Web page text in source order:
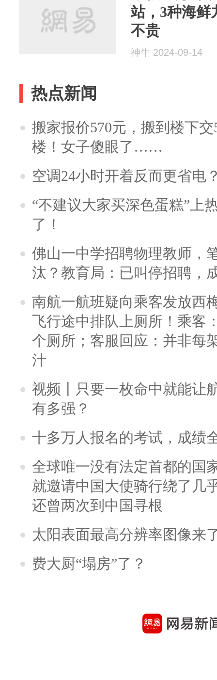
站，3种海鲜
不贵
神牛 2024-09-14
热点新闻
搬家报价570元，搬到楼下
楼！女子傻眼了……
空调24小时开着反而更省电
“不建议大家买深色蛋糕”上
了！
佛山一中学招聘物理教师，
汰？教育局：已叫停招聘，
南航一航班疑向乘客发放西
飞行途中排队上厕所！乘客
个厕所；客服回应：并非每
汁
视频丨只要一枚命中就能让
有多强？
十多万人报名的考试，成绩
全球唯一没有法定首都的国
就邀请中国大使骑行绕了几
还曾两次到中国寻根
太阳表面最高分辨率图像来
费大厨“塌房”了？